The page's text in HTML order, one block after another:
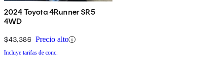
2024 Toyota 4Runner SR5
4WD
$43,386 Precio alto
Incluye tarifas de conc.